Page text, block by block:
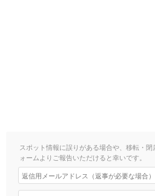
スポット情報に誤りがある場合や、移転・
ォームよりご報告いただけると幸いです。